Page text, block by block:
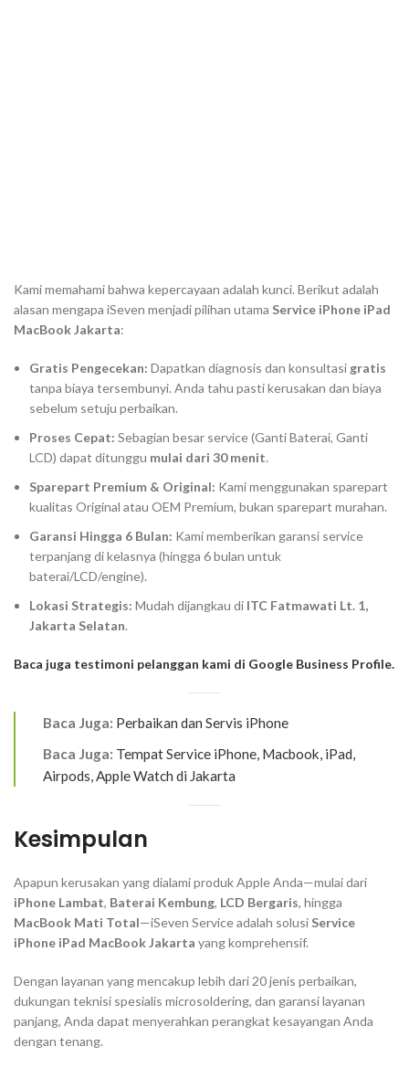
Kami memahami bahwa kepercayaan adalah kunci. Berikut adalah
alasan mengapa iSeven menjadi pilihan utama Service iPhone iPad
MacBook Jakarta:
Gratis Pengecekan: Dapatkan diagnosis dan konsultasi gratis
tanpa biaya tersembunyi. Anda tahu pasti kerusakan dan biaya
sebelum setuju perbaikan.
Proses Cepat: Sebagian besar service (Ganti Baterai, Ganti
LCD) dapat ditunggu mulai dari 30 menit.
Sparepart Premium & Original: Kami menggunakan sparepart
kualitas Original atau OEM Premium, bukan sparepart murahan.
Garansi Hingga 6 Bulan: Kami memberikan garansi service
terpanjang di kelasnya (hingga 6 bulan untuk
baterai/LCD/engine).
Lokasi Strategis: Mudah dijangkau di ITC Fatmawati Lt. 1,
Jakarta Selatan.
Baca juga testimoni pelanggan kami di Google Business Profile.
Baca Juga: Perbaikan dan Servis iPhone
Baca Juga: Tempat Service iPhone, Macbook, iPad,
Airpods, Apple Watch di Jakarta
Kesimpulan
Apapun kerusakan yang dialami produk Apple Anda—mulai dari
iPhone Lambat, Baterai Kembung, LCD Bergaris, hingga
MacBook Mati Total—iSeven Service adalah solusi Service
iPhone iPad MacBook Jakarta yang komprehensif.
Dengan layanan yang mencakup lebih dari 20 jenis perbaikan,
dukungan teknisi spesialis microsoldering, dan garansi layanan
panjang, Anda dapat menyerahkan perangkat kesayangan Anda
dengan tenang.